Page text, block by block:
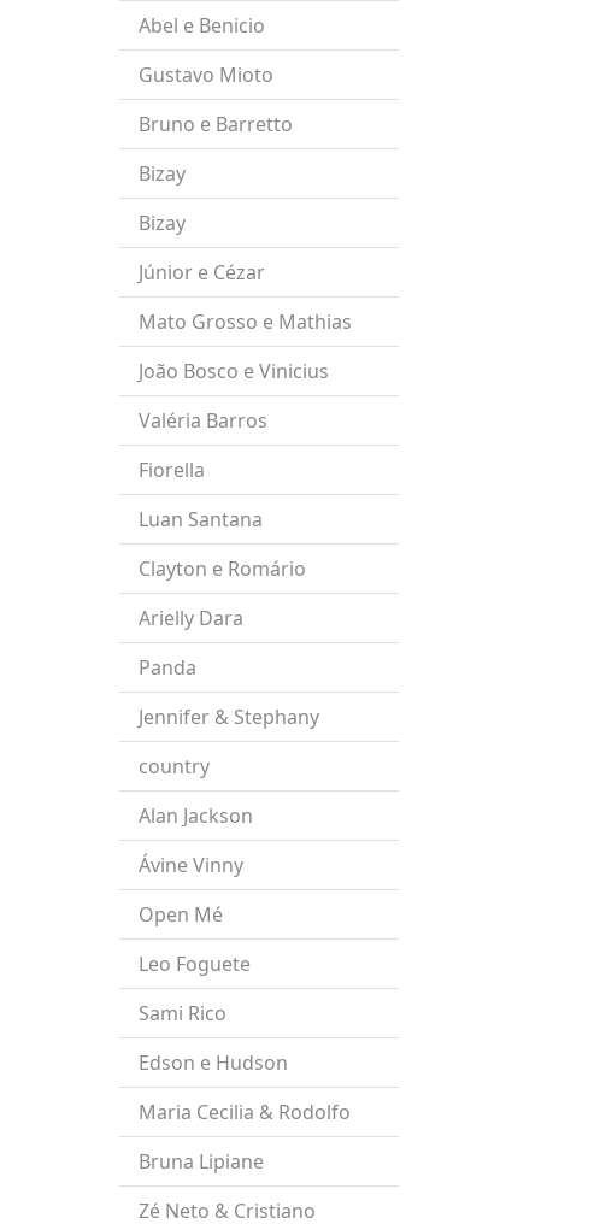
Abel e Benicio
Gustavo Mioto
Bruno e Barretto
Bizay
Bizay
Júnior e Cézar
Mato Grosso e Mathias
João Bosco e Vinicius
Valéria Barros
Fiorella
Luan Santana
Clayton e Romário
Arielly Dara
Panda
Jennifer & Stephany
country
Alan Jackson
Ávine Vinny
Open Mé
Leo Foguete
Sami Rico
Edson e Hudson
Maria Cecilia & Rodolfo
Bruna Lipiane
Zé Neto & Cristiano